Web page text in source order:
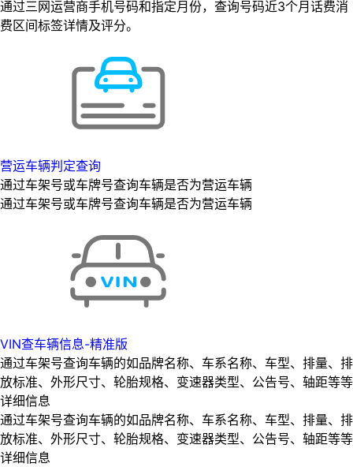
通过三网运营商手机号码和指定月份，查询号码近3个月话费消
费区间标签详情及评分。
营运车辆判定查询
通过车架号或车牌号查询车辆是否为营运车辆
通过车架号或车牌号查询车辆是否为营运车辆
VIN查车辆信息-精准版
通过车架号查询车辆的如品牌名称、车系名称、车型、排量、排
放标准、外形尺寸、轮胎规格、变速器类型、公告号、轴距等等
详细信息
通过车架号查询车辆的如品牌名称、车系名称、车型、排量、排
放标准、外形尺寸、轮胎规格、变速器类型、公告号、轴距等等
详细信息